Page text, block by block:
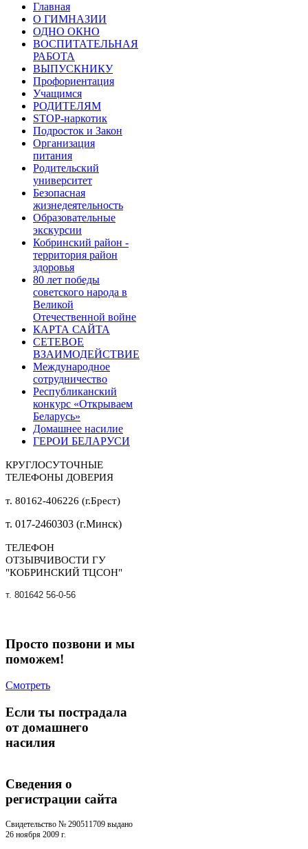
Главная
О ГИМНАЗИИ
ОДНО ОКНО
ВОСПИТАТЕЛЬНАЯ
РАБОТА
ВЫПУСКНИКУ
Профориентация
Учащимся
РОДИТЕЛЯМ
STOP-наркотик
Подросток и Закон
Организация
питания
Родительский
университет
Безопасная
жизнедеятельность
Образовательные
экскурсии
Кобринский район -
территория район
здоровья
80 лет победы
советского народа в
Великой
Отечественной войне
КАРТА САЙТА
СЕТЕВОЕ
ВЗАИМОДЕЙСТВИЕ
Международное
сотрудничество
Республиканский
конкурс «Открываем
Беларусь»
Домашнее насилие
ГЕРОИ БЕЛАРУСИ
КРУГЛОСУТОЧНЫЕ
ТЕЛЕФОНЫ ДОВЕРИЯ
т. 80162-406226 (г.Брест)
т. 017-2460303 (г.Минск)
ТЕЛЕФОН
ОТЗЫВЧИВОСТИ ГУ
"КОБРИНСКИЙ ТЦСОН"
т. 801642 56-0-56
Просто позвони и мы
поможем!
Смотреть
Если ты пострадала
от домашнего
насилия
Сведения о
регистрации cайта
Свидетельство № 290511709 выдано
26 ноября 2009 г.